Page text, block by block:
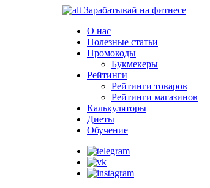
Зарабатывай на фитнесе
О нас
Полезные статьи
Промокоды
Букмекеры
Рейтинги
Рейтинги товаров
Рейтинги магазинов
Калькуляторы
Диеты
Обучение